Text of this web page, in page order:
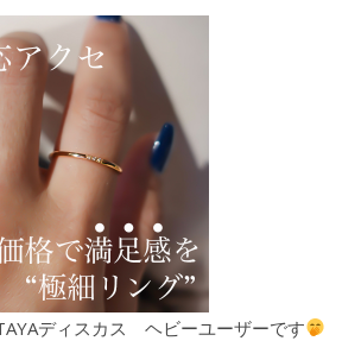
ディスカス ヘビーユーザーです